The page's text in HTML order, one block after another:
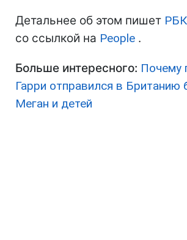
Детальнее об этом пишет
со ссылкой на People .
Больше интересного: Почему
Гарри отправился в Британию
Меган и детей